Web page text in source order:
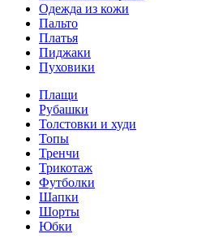
Одежда из кожи
Пальто
Платья
Пиджаки
Пуховики
Плащи
Рубашки
Толстовки и худи
Топы
Тренчи
Трикотаж
Футболки
Шапки
Шорты
Юбки